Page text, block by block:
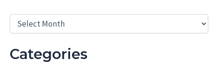
R
e
p
Categories